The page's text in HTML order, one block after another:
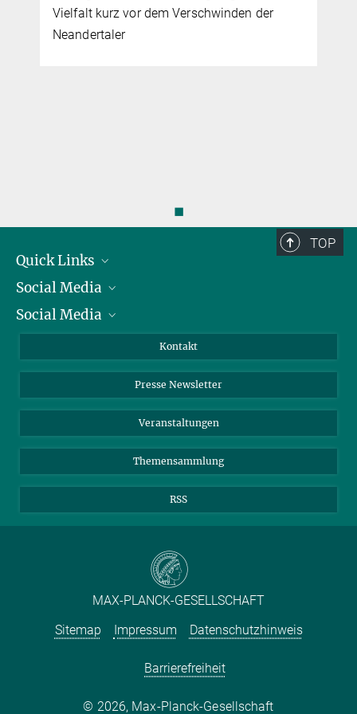
Neandertaler-Genomprojekt am Ziel
Vielfalt kurz vor dem Verschwinden der
Neandertaler
◼
TOP
Quick Links
Präsident
Zahlen und Fakten
Meldestelle Fehlverhalten
Social Media
Bluesky
Social Media
YouTube
Kontakt
Presse Newsletter
Veranstaltungen
Themensammlung
RSS
MAX-PLANCK-GESELLSCHAFT
Sitemap
Impressum Datenschutzhinweis
Barrierefreiheit
2026, Max-Planck-Gesellschaft